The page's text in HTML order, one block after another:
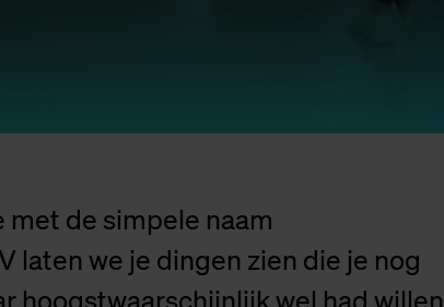
met de simpele naam
laten we je dingen zien die je nog
hoogstwaarschijnlijk wel had willen